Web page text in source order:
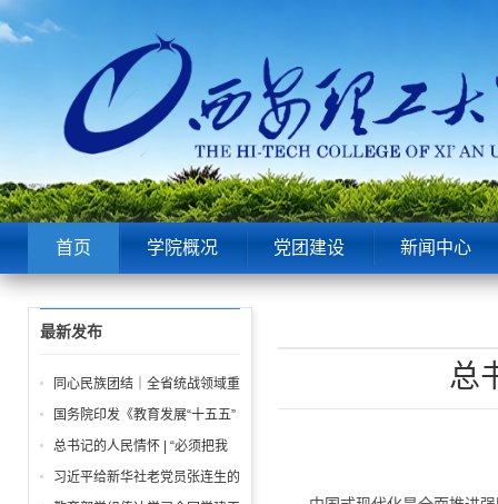
首页 学院概况 党团建设 新闻中心
总
最新发布
同心民族团结｜全省统战领域重
点工作推进会召开
国务院印发《教育发展“十五五”
规划》
总书记的人民情怀 | “必须把我
们党建设好、建设强”
习近平给新华社老党员张连生的